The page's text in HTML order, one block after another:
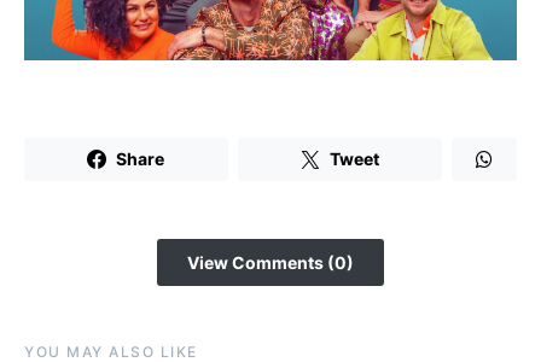
Share Tweet
View Comments (0)
YOU MAY ALSO LIKE